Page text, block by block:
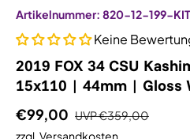
Artikelnummer: 820-12-199-KIT
Keine
2019 FOX 34 CSU
15x110 | 44mm | Gloss
€99,00 UVP€359,00
zzgl.Versandkosten